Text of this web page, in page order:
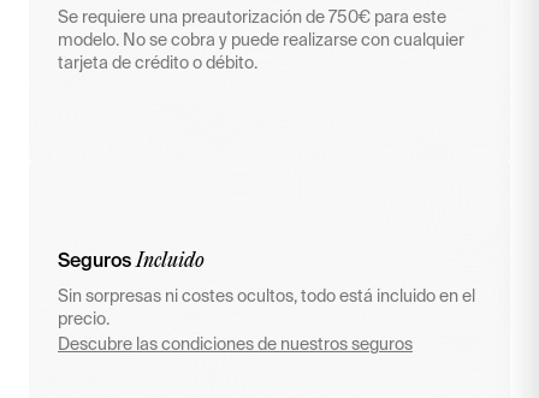
Se requiere una preautorización de 750€ para este
modelo. No se cobra y puede realizarse con cualquier
tarjeta de crédito o débito.
SegurosIncluido
Sin sorpresas ni costes ocultos, todo está incluido en el
precio.
Descubre las condiciones de nuestros seguros